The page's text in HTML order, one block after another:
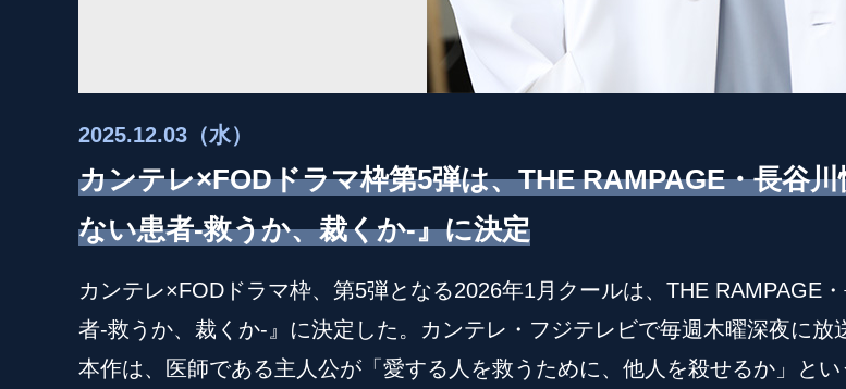
2025.12.03（水）
カンテレ×FODドラマ枠第5弾は、THE RAMPAGE・長谷
ない患者-救うか、裁くか-』に決定
カンテレ×FODドラマ枠、第5弾となる2026年1月クールは、THE RAMPAGE
者-救うか、裁くか-』に決定した。カンテレ・フジテレビで毎週木曜深夜に放
本作は、医師である主人公が「愛する人を救うために、他人を殺せるか」と